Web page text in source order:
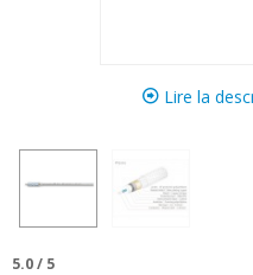
Lire la
5.0/ 5